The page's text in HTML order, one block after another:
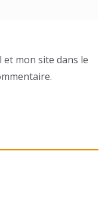
mon site dans le